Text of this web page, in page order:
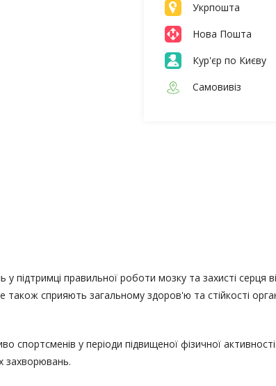
Укрпошта
Нова Пошта
Кур'єр по Києву
Самовивіз
підтримці правильної роботи мозку та захисті серця
сприяють загальному здоров'ю та стійкості
у періоди підвищеної фізичної
захворювань.